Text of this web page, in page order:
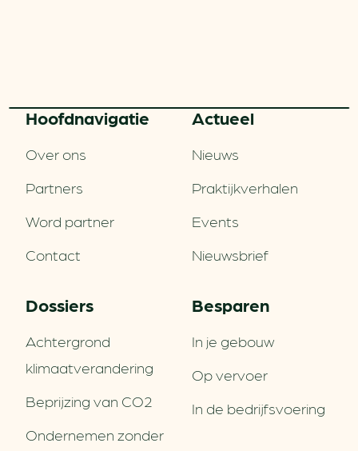
Hoofd­navigatie
Over ons
Partners
Word partner
Contact
Actueel
Nieuws
Praktijkverhalen
Events
Nieuwsbrief
Dossiers
Achtergrond
klimaatverandering
Beprijzing van CO2
Ondernemen zonder
Besparen
In je gebouw
Op vervoer
In de bedrijfsvoering